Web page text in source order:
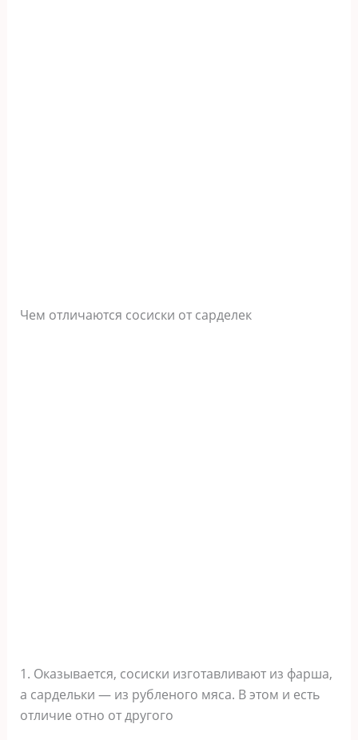
Чем отличаются сосиски от сарделек
1. Оказывается, сосиски изготавливают из фарша,
а сардельки — из рубленого мяса. В этом и есть
отличие отно от другого